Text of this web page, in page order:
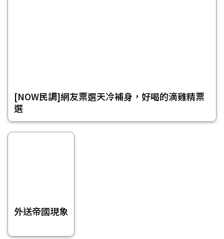
[NOW民調]網友票選天冷補身，好喝的滴雞精票
選
外送帝國現象